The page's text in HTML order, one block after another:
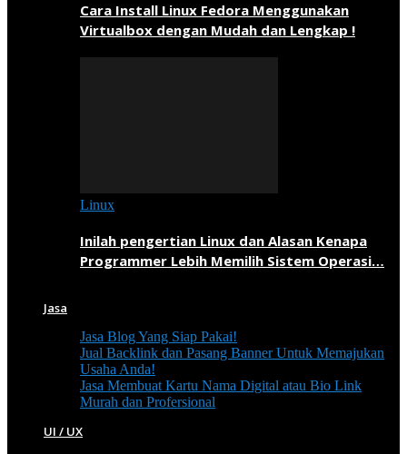
Cara Install Linux Fedora Menggunakan
Virtualbox dengan Mudah dan Lengkap !
Linux
Inilah pengertian Linux dan Alasan Kenapa
Programmer Lebih Memilih Sistem Operasi…
Jasa
Jasa Blog Yang Siap Pakai!
Jual Backlink dan Pasang Banner Untuk Memajukan
Usaha Anda!
Jasa Membuat Kartu Nama Digital atau Bio Link
Murah dan Profersional
UI / UX